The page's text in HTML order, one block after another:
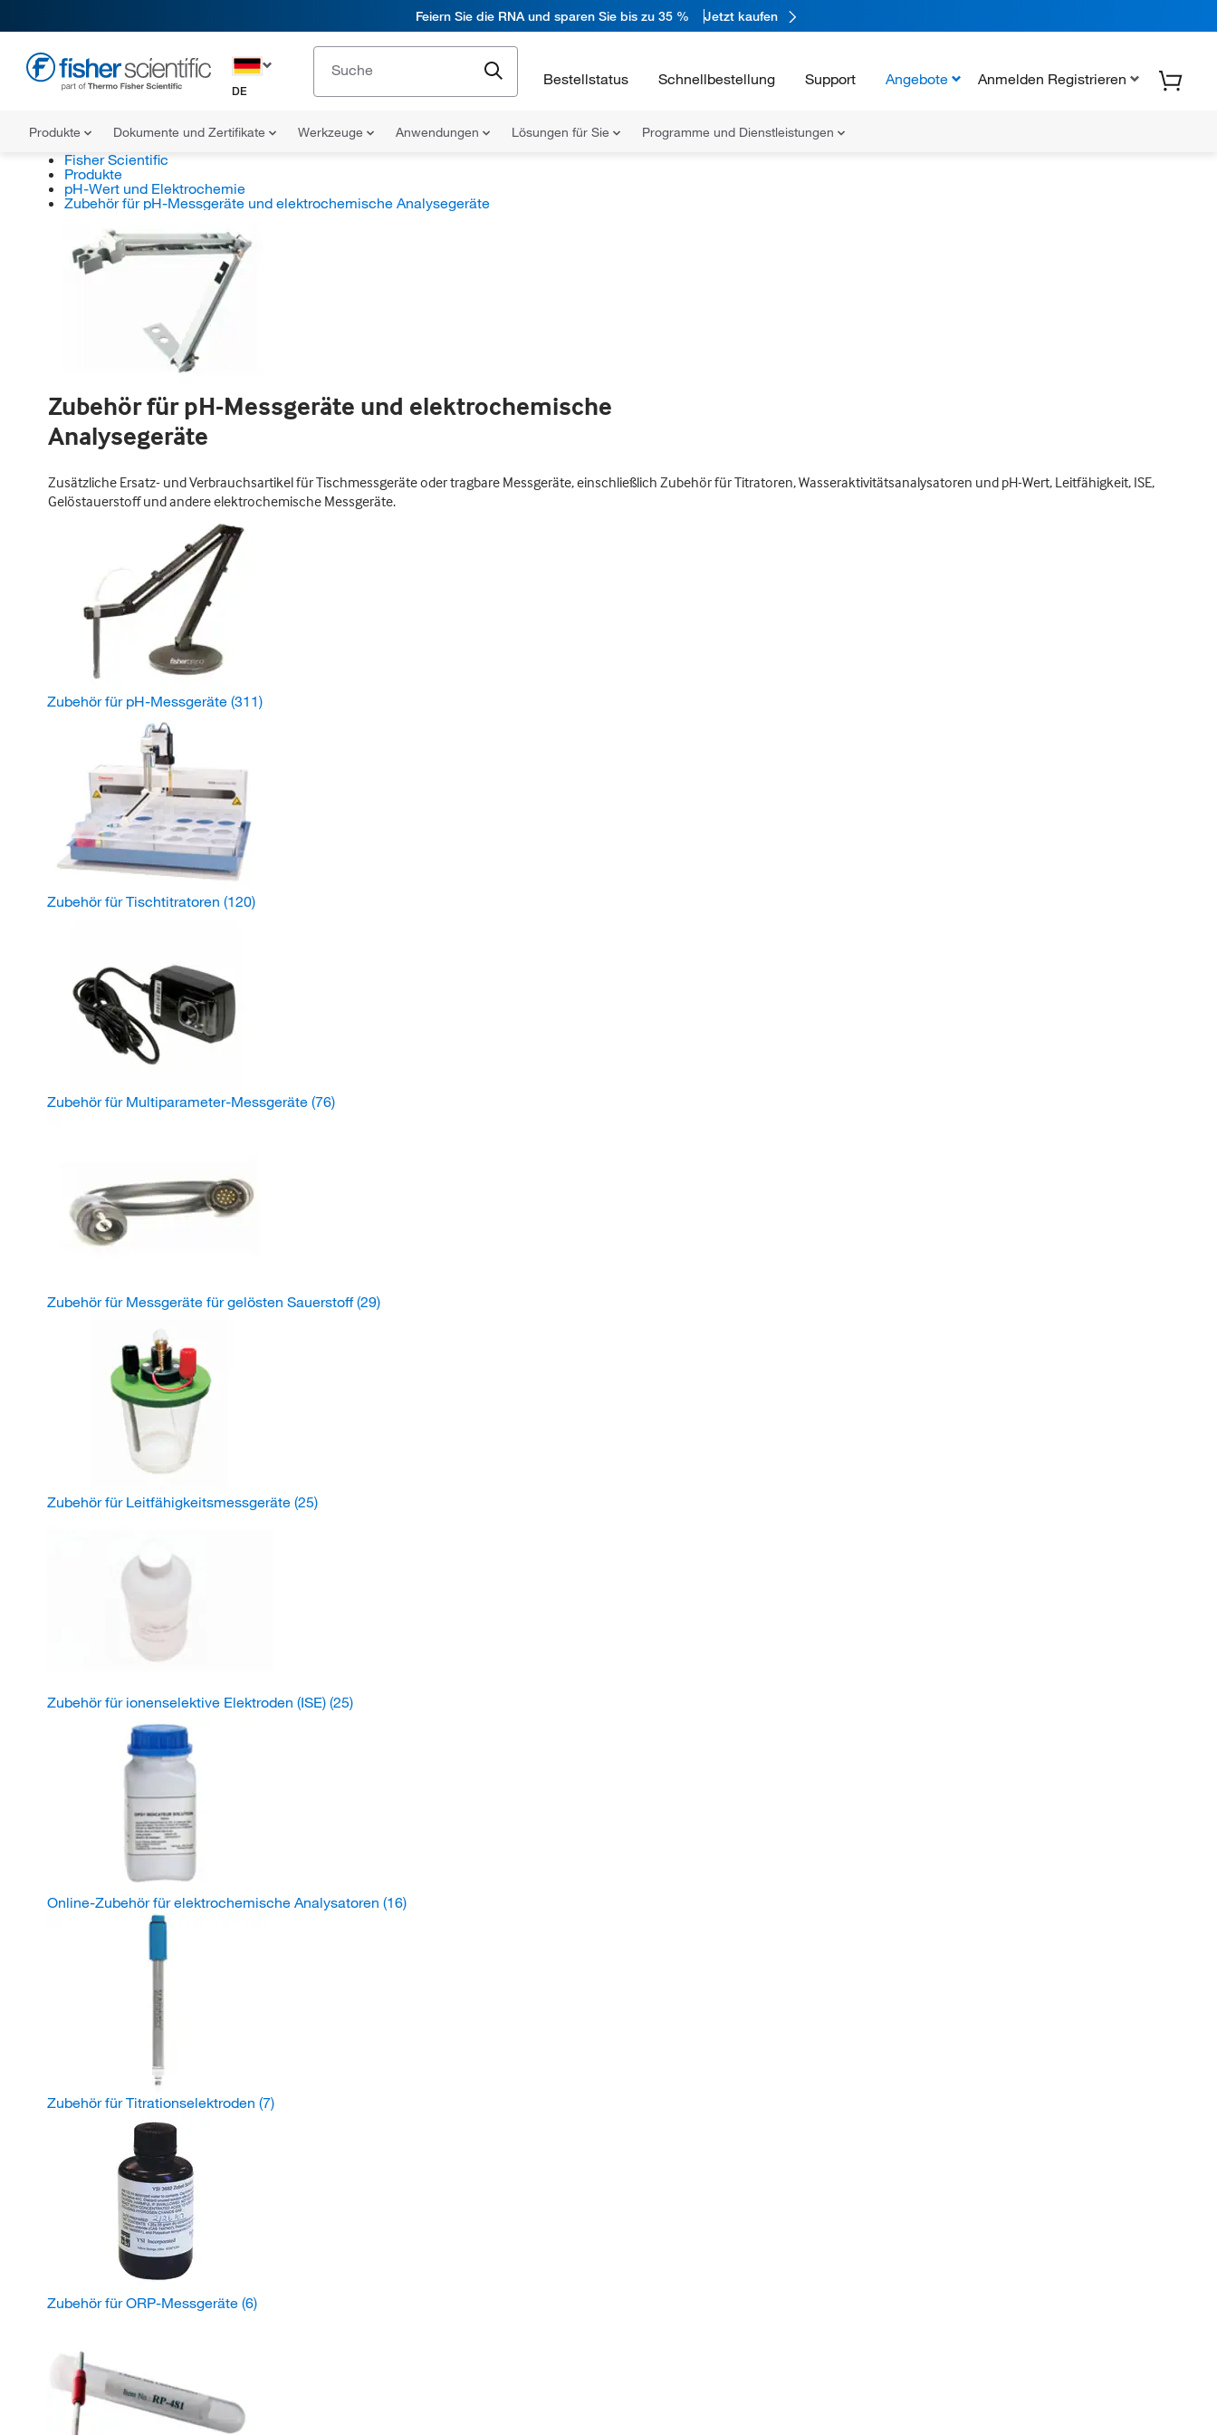
Feiern Sie die RNA und sparen Sie bis zu 35 % Jetzt kaufen
DE
Bestellstatus Schnellbestellung Support Angebote Anmelden Registrieren
Produkte Dokumente und Zertifikate Werkzeuge Anwendungen Lösungen für Sie Programme und Dienstleistungen
Fisher Scientific
Produkte
pH-Wert und Elektrochemie
Zubehör für pH-Messgeräte und elektrochemische Analysegeräte
Zubehör für pH-Messgeräte und elektrochemische
Analysegeräte
Zusätzliche Ersatz- und Verbrauchsartikel für Tischmessgeräte oder tragbare Messgeräte, einschließlich Zubehör für Titratoren, Wasseraktivitätsanalysatoren und pH-Wert, Leitfähigkeit, ISE,
Gelöstauerstoff und andere elektrochemische Messgeräte.
Zubehör für pH-Messgeräte (311)
Zubehör für Tischtitratoren (120)
Zubehör für Multiparameter-Messgeräte (76)
Zubehör für Messgeräte für gelösten Sauerstoff(29)
Zubehör für Leitfähigkeitsmessgeräte (25)
Zubehör für ionenselektive Elektroden (ISE) (25)
Online-Zubehör für elektrochemische Analysatoren (16)
Zubehör für Titrationselektroden (7)
Zubehör für ORP-Messgeräte (6)